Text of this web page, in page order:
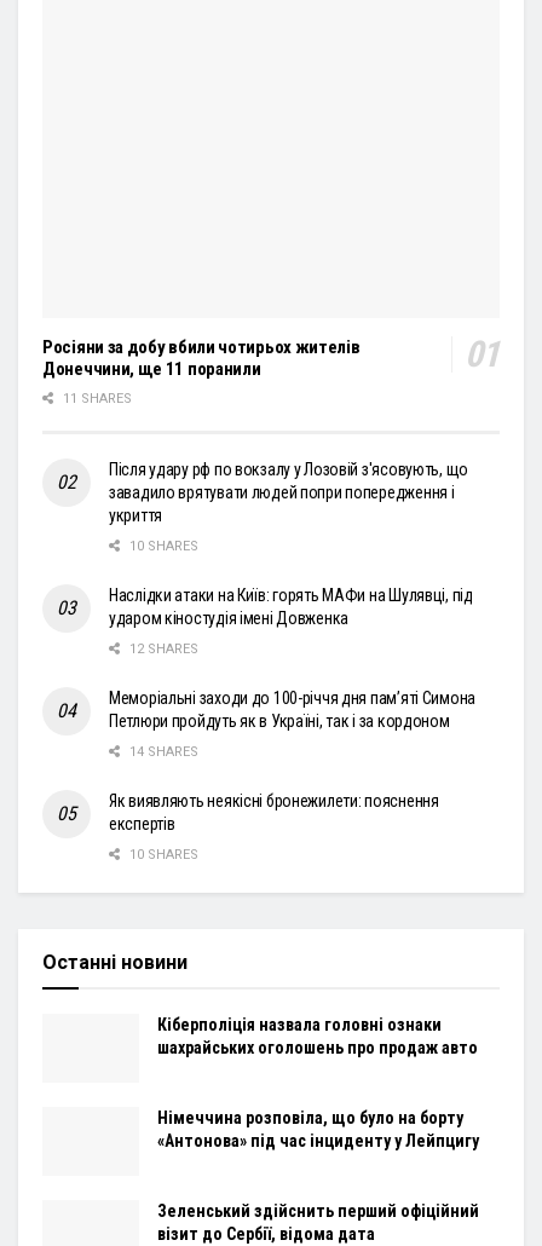
Росіяни за добу вбили чотирьох жителів
Донеччини, ще 11 поранили
11 SHARES
Після удару рф по вокзалу у Лозовій з'ясовують, що
завадило врятувати людей попри попередження і
укриття
10 SHARES
Наслідки атаки на Київ: горять МАФи на Шулявці, під
ударом кіностудія імені Довженка
12 SHARES
Меморіальні заходи до 100-річчя дня пам’яті Симона
Петлюри пройдуть як в Україні, так і за кордоном
14 SHARES
Як виявляють неякісні бронежилети: пояснення
експертів
10 SHARES
Останні новини
Кіберполіція назвала головні ознаки
шахрайських оголошень про продаж авто
Німеччина розповіла, що було на борту
«Антонова» під час інциденту у Лейпцигу
Зеленський здійснить перший офіційний
візит до Сербії, відома дата